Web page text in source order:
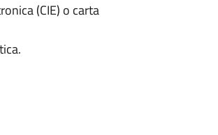
(CIE) o carta